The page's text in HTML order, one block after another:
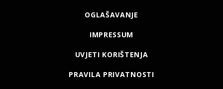
OGLAŠAVANJE
IMPRESSUM
UVJETI KORIŠTENJA
PRAVILA PRIVATNOSTI